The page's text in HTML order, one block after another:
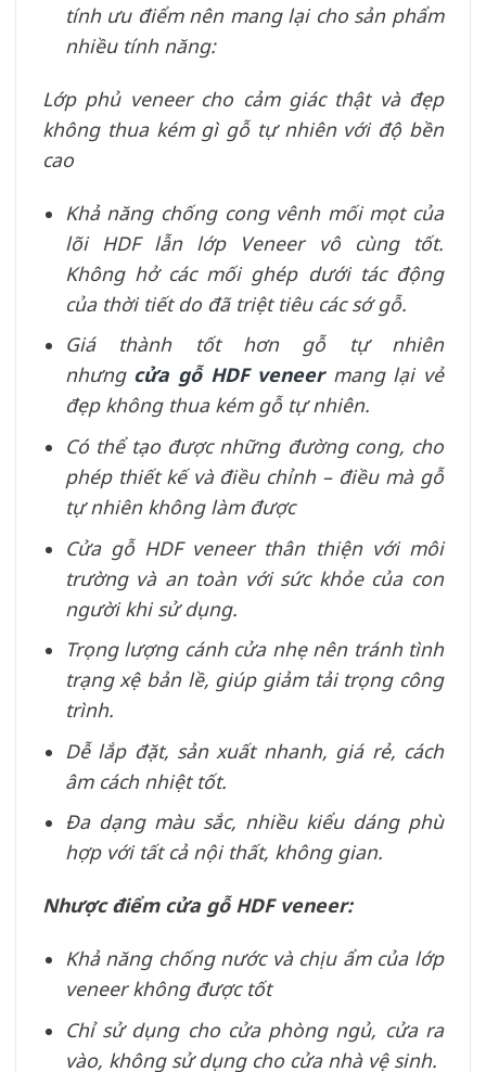
tính ưu điểm nên mang lại cho sản phẩm
nhiều tính năng:
Lớp phủ veneer cho cảm giác thật và đẹp
không thua kém gì gỗ tự nhiên với độ bền
cao
Khả năng chống cong vênh mối mọt của
lõi HDF lẫn lớp Veneer vô cùng tốt.
Không hở các mối ghép dưới tác động
của thời tiết do đã triệt tiêu các sớ gỗ.
Giá thành tốt hơn gỗ tự nhiên
nhưng cửa gỗ HDF veneermang lại vẻ
đẹp không thua kém gỗ tự nhiên.
Có thể tạo được những đường cong, cho
phép thiết kế và điều chỉnh – điều mà gỗ
tự nhiên không làm được
Cửa gỗ HDF veneer thân thiện với môi
trường và an toàn với sức khỏe của con
người khi sử dụng.
Trọng lượng cánh cửa nhẹ nên tránh tình
trạng xệ bản lề, giúp giảm tải trọng công
trình.
Dễ lắp đặt, sản xuất nhanh, giá rẻ, cách
âm cách nhiệt tốt.
Đa dạng màu sắc, nhiều kiểu dáng phù
hợp với tất cả nội thất, không gian.
Nhược điểm cửa gỗ HDF veneer:
Khả năng chống nước và chịu ẩm của lớp
veneer không được tốt
Chỉ sử dụng cho cửa phòng ngủ, cửa ra
vào, không sử dụng cho cửa nhà vệ sinh.